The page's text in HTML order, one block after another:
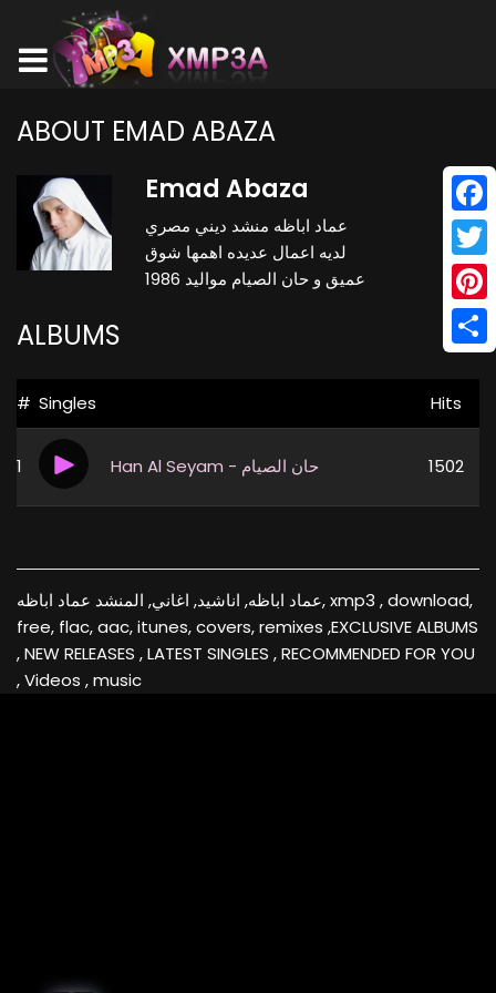
ABOUT EMAD ABAZA
Emad Abaza
عماد اباظه منشد ديني مصري
لديه اعمال عديده اهمها شوق
عميق و حان الصيام مواليد 1986
ALBUMS
# Singles Hits
1 Han Al Seyam - حان الصيام 1502
عماد اباظه, اناشيد, اغاني, المنشد عماد اباظه, xmp3 , download,
free, flac, aac, itunes, covers, remixes ,EXCLUSIVE ALBUMS
, NEW RELEASES , LATEST SINGLES , RECOMMENDED FOR YOU
, Videos , music